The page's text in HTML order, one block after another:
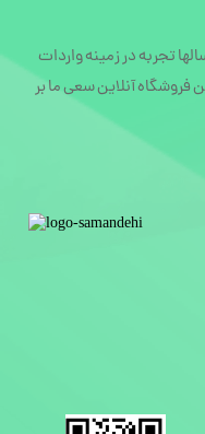
تجربه در زمینه واردات
فروشگاه آنلاین سعی ما بر